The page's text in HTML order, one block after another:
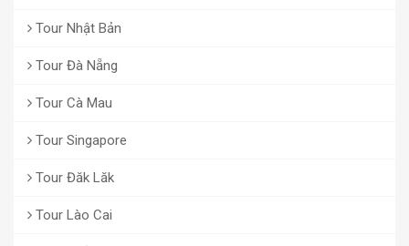
Tour Nhật Bản
Tour Đà Nẵng
Tour Cà Mau
Tour Singapore
Tour Đăk Lăk
Tour Lào Cai